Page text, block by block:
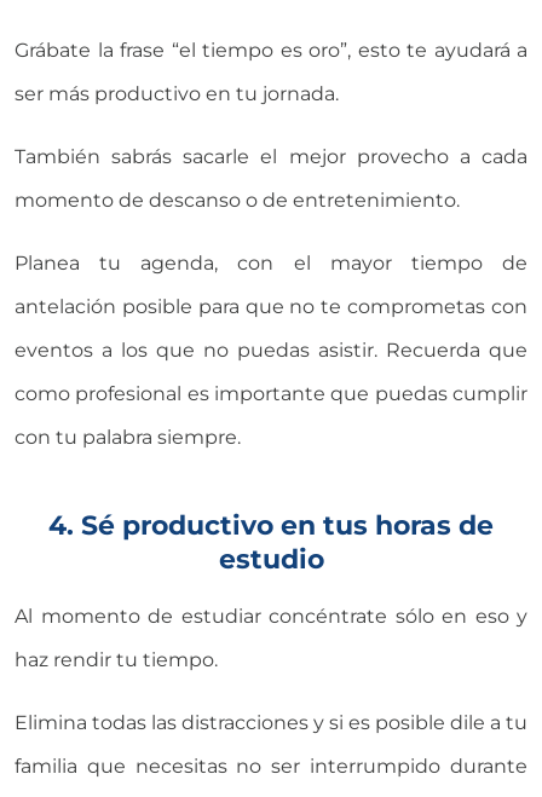
Grábate la frase “el tiempo es oro”, esto te ayudará a
ser más productivo en tu jornada.
También sabrás sacarle el mejor provecho a cada
momento de descanso o de entretenimiento.
Planea tu agenda, con el mayor tiempo de
antelación posible para que no te comprometas con
eventos a los que no puedas asistir. Recuerda que
como profesional es importante que puedas cumplir
con tu palabra siempre.
4. Sé productivo en tus horas de
estudio
Al momento de estudiar concéntrate sólo en eso y
haz rendir tu tiempo.
Elimina todas las distracciones y si es posible dile a tu
familia que necesitas no ser interrumpido durante